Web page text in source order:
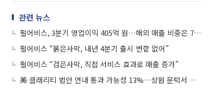
관련 뉴스
펄어비스, 3분기 영업이익 405억 원…해외 매출 비중은 77%
펄어비스 “붉은사막, 내년 4분기 출시 변함 없어”
펄어비스 “검은사막, 직접 서비스 효과로 매출 증가”
美 클래리티 법안 연내 통과 가능성 13%…상원 문턱서 제동